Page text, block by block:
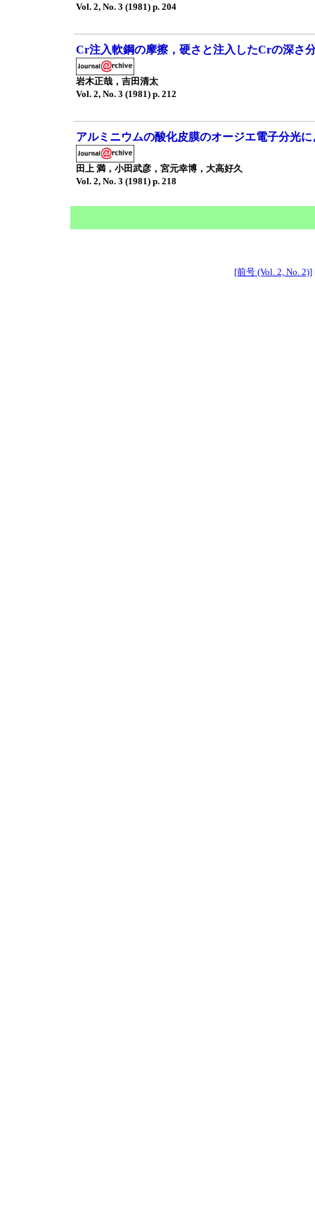
Vol. 2, No. 3 (1981) p. 204
Cr注入軟鋼の摩擦，硬さと注入したCrの深さ
岩木正哉，吉田清太
Vol. 2, No. 3 (1981) p. 212
アルミニウムの酸化皮膜のオージエ電子分光
田上 満，小田武彦，宮元幸博，大高好久
Vol. 2, No. 3 (1981) p. 218
[前号 (Vol. 2, No. 2)]